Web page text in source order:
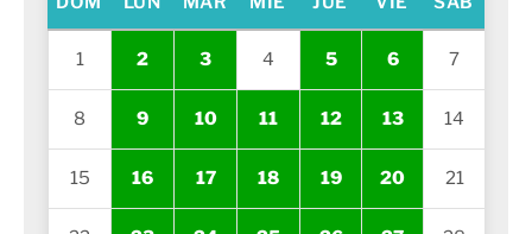
1 2 3 4 5 6 7
8 9 10 11 12 13 14
15 16 17 18 19 20 21